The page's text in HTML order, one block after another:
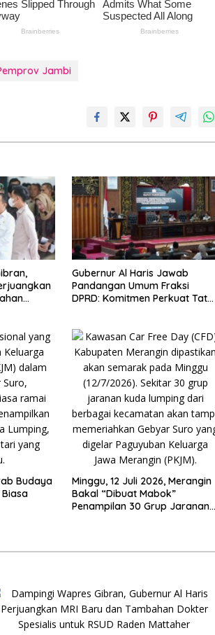
Jambi
Gubernur Al Haris Jawab
Pandangan Umum Fraksi
DPRD: Komitmen Perkuat Tata
Budaya
Minggu, 12 Juli 2026, Merangin
Bakal “Dibuat Mabok”
Penampilan 30 Grup Jaranan